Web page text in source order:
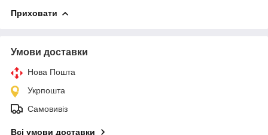
Приховати
Умови доставки
Нова Пошта
Укрпошта
Самовивіз
Всі умови доставки